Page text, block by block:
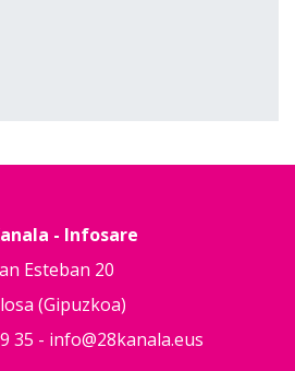
- Infosare
Esteban 20
(Gipuzkoa)
35 - info@28kanala.eus